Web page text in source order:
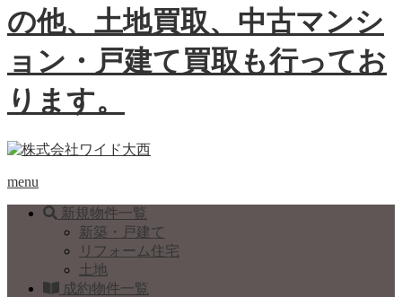
の他、土地買取、中古マンシ
ョン・戸建て買取も行ってお
ります。
menu
新規物件一覧
新築・戸建て
リフォーム住宅
土地
成約物件一覧